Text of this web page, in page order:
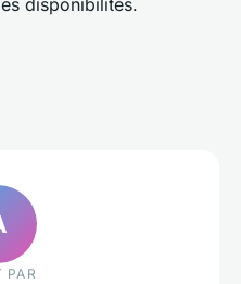
disponibilités.
PAR